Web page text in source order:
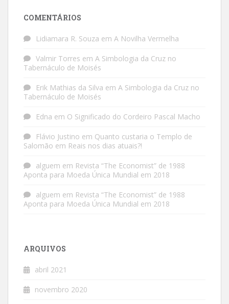
COMENTÁRIOS
Lidiamara R. Souza em A Novilha Vermelha
Valmir Torres em A Simbologia da Cruz no
Tabernáculo de Moisés
Erik Mathias da Silva em A Simbologia da Cruz no
Tabernáculo de Moisés
Edna em O Significado do Cordeiro Pascal Macho
Flávio Justino em Quanto custaria o Templo de
Salomão em Reais nos dias atuais?!
alguem em Revista “The Economist” de 1988
Aponta para Moeda Única Mundial em 2018
alguem em Revista “The Economist” de 1988
Aponta para Moeda Única Mundial em 2018
ARQUIVOS
abril 2021
novembro 2020